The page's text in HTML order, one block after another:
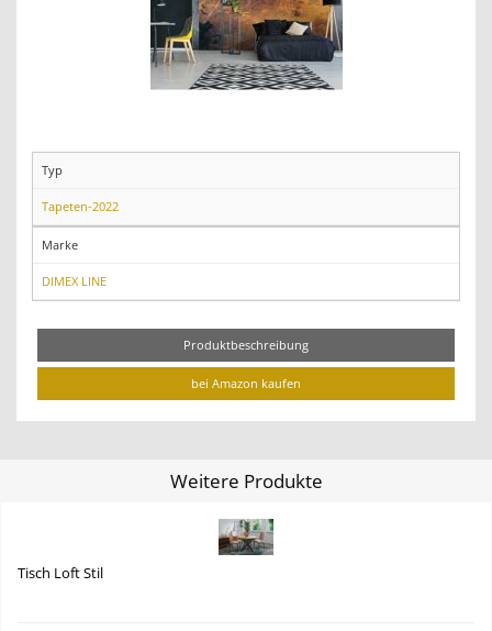
Typ
Tapeten-2022
Marke
DIMEX LINE
Produktbeschreibung
bei Amazon kaufen
Weitere Produkte
Tisch Loft Stil